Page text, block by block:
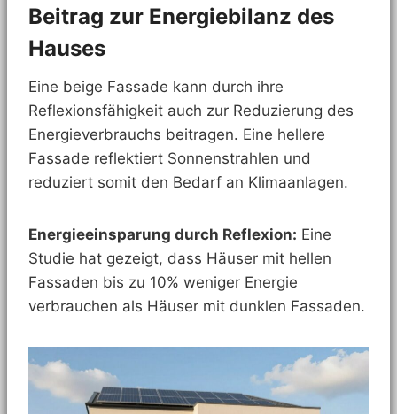
Beitrag zur Energiebilanz des
Hauses
Eine beige Fassade kann durch ihre
Reflexionsfähigkeit auch zur Reduzierung des
Energieverbrauchs beitragen. Eine hellere
Fassade reflektiert Sonnenstrahlen und
reduziert somit den Bedarf an Klimaanlagen.
Energieeinsparung durch Reflexion: Eine
Studie hat gezeigt, dass Häuser mit hellen
Fassaden bis zu 10% weniger Energie
verbrauchen als Häuser mit dunklen Fassaden.